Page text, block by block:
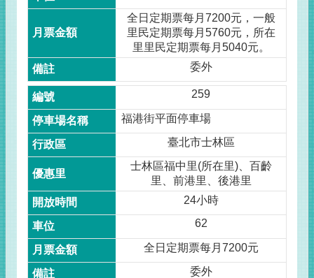
全日定期票每月7200元，一般
里民定期票每月5760元，所在
里里民定期票每月5040元。
委外
259
福港街平面停車場
臺北市士林區
士林區福中里(所在里)、百齡
里、前港里、後港里
24小時
62
全日定期票每月7200元
委外